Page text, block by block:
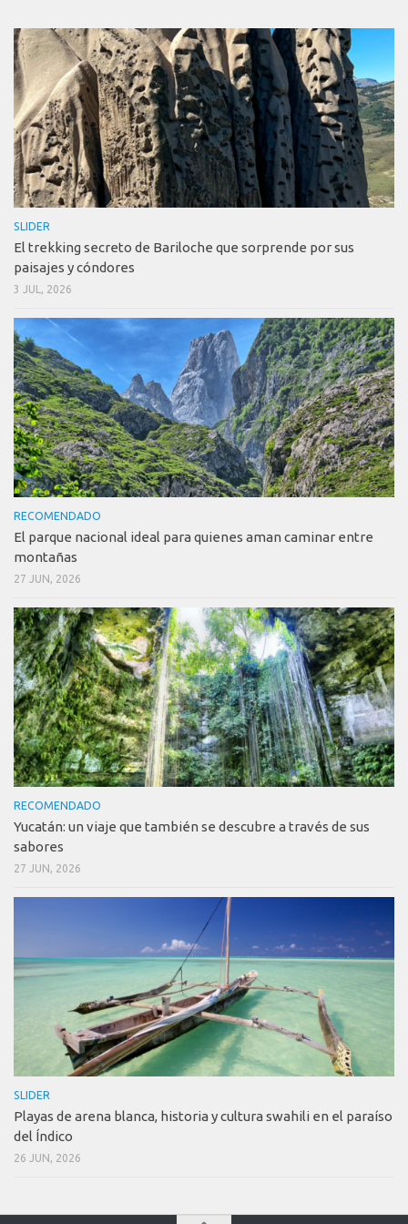
SLIDER
El trekking secreto de Bariloche que sorprende por sus
paisajes y cóndores
3 JUL, 2026
RECOMENDADO
El parque nacional ideal para quienes aman caminar entre
montañas
27 JUN, 2026
RECOMENDADO
Yucatán: un viaje que también se descubre a través de sus
sabores
27 JUN, 2026
SLIDER
Playas de arena blanca, historia y cultura swahili en el paraíso
del Índico
26 JUN, 2026